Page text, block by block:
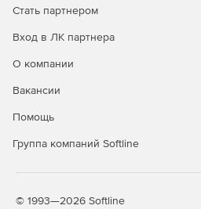
Стать партнером
Вход в ЛК партнера
О компании
Вакансии
Помощь
Группа компаний Softline
© 1993—2026 Softline